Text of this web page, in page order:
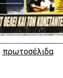
πρωτοσέλιδα